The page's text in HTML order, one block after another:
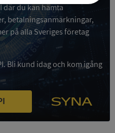
där du kan hämta
betalningsanmärkningar,
på alla Sveriges företag
Bli kund idag och kom igång
Inriktning
Oklassificerade